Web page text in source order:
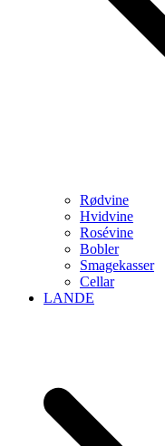
Rødvine
Hvidvine
Rosévine
Bobler
Smagekasser
Cellar
LANDE